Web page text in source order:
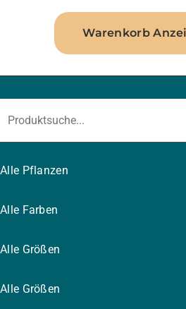
Warenkorb
Alle Pflanzen
Alle Farben
Alle Größen
Alle Größen